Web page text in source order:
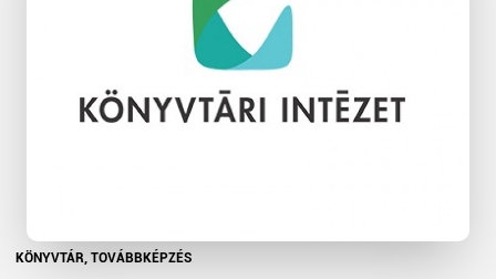
KÖNYVTÁR, TOVÁBBKÉPZÉS